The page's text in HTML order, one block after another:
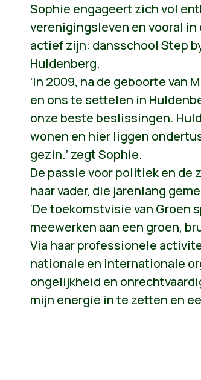
Sophie engageert zich vol
verenigingsleven en vooral in
actief zijn: dansschool Step
Huldenberg.
‘In 2009, na de geboorte van
en ons te settelen in
onze beste beslissingen.
wonen en hier liggen
gezin.’ zegt Sophie.
De passie voor politiek en de
haar vader, die jarenlang
‘De toekomstvisie van Groen
meewerken aan een groen,
Via haar professionele
nationale en internationale
ongelijkheid en
mijn energie in te zetten en